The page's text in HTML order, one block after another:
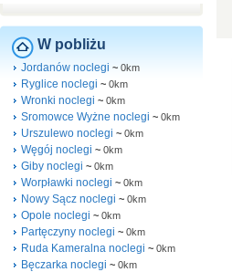
W pobliżu
Jordanów noclegi ~ 0km
Ryglice noclegi ~ 0km
Wronki noclegi ~ 0km
Sromowce Wyżne noclegi ~ 0km
Urszulewo noclegi ~ 0km
Węgój noclegi ~ 0km
Giby noclegi ~ 0km
Worpławki noclegi ~ 0km
Nowy Sącz noclegi ~ 0km
Opole noclegi ~ 0km
Partęczyny noclegi ~ 0km
Ruda Kameralna noclegi ~ 0km
Bęczarka noclegi ~ 0km